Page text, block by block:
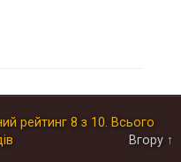
рейтинг 8 з 10. Всього
Вгору ↑